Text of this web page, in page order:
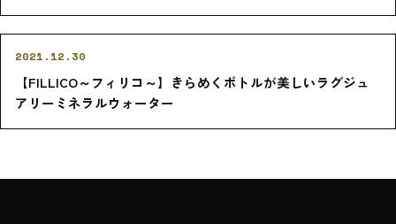
2021.12.30
【FILLICO～フィリコ～】きらめくボトルが美しいラグジュ
アリーミネラルウォーター